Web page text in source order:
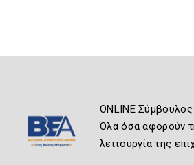
ONLINE Σύμβουλος
Όλα όσα αφορούν
λειτουργία της